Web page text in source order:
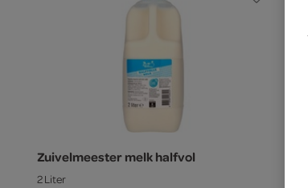
Zuivelmeester melk halfvol
2 Liter